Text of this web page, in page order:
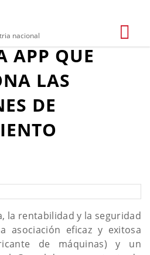
nacional
APP QUE
LAS
DE
la rentabilidad y la seguridad
asociación eficaz y exitosa
de máquinas) y un